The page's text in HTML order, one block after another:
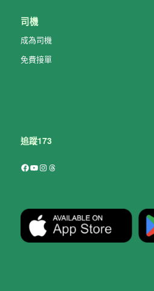
司機
成為司機
免費接單
追蹤173
Facebook
YouTube
Instagram
Threads